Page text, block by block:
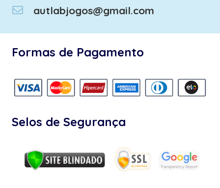
autlabjogos@gmail.com
Formas de Pagamento
Selos de Segurança